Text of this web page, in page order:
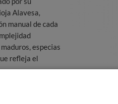
Alavesa,
manual de cada
especias
refleja el
comentó:
y pasión de